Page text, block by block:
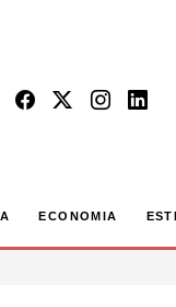
ECONOMIA